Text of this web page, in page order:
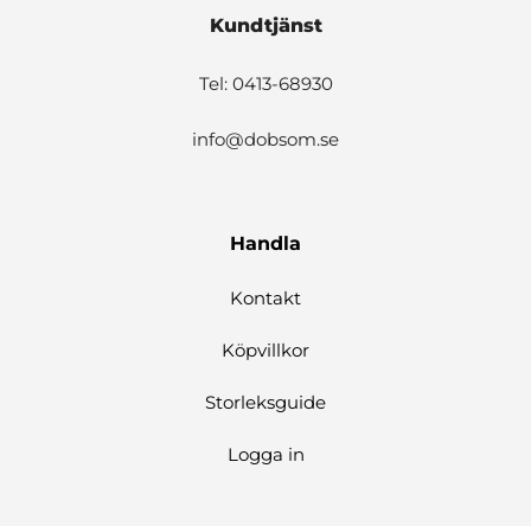
Kundtjänst
Tel: 0413-68930
info@dobsom.se
Handla
Kontakt
Köpvillkor
Storleksguide
Logga in